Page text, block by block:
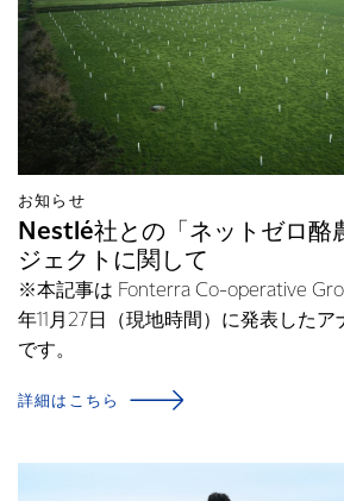
お知らせ
Nestlé社との「ネットゼロ酪
ジェクトに関して
※本記事は Fonterra Co-operative
年11月27日（現地時間）に発表した
です。
詳細はこちら